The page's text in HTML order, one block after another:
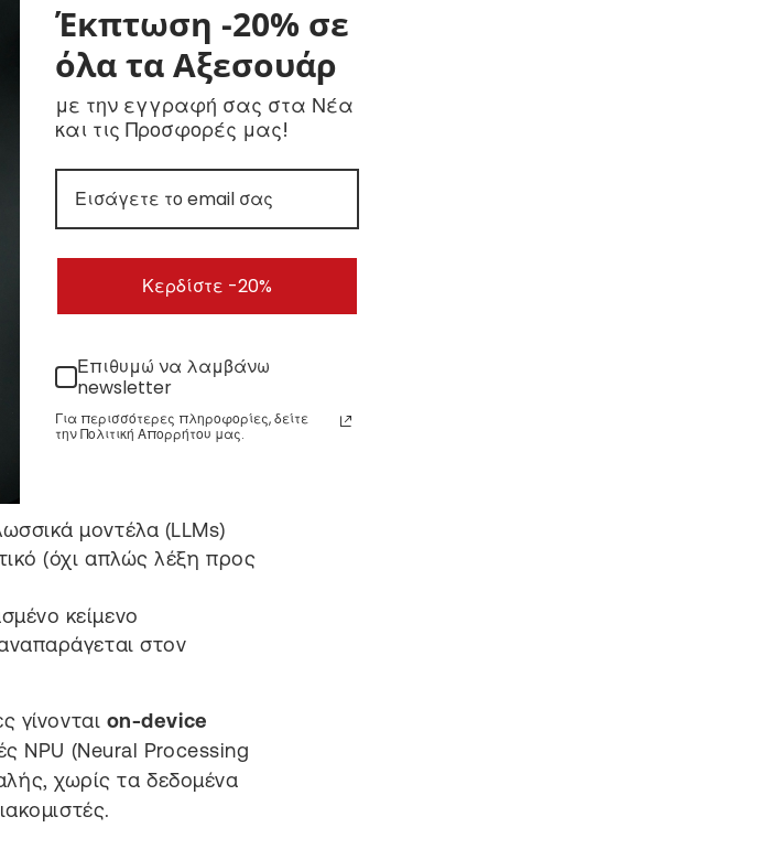
Translate):
μιλάτε Ελληνικά ή
ενώ όταν εκείνος
σας. Αυτό που κάποτε
μέσω του
και χωρίζεται σε
μοντέλα (LLMs)
(όχι απλώς λέξη προς
κείμενο
στον
γίνονται on-device
NPU (Neural Processing
χωρίς τα δεδομένα
Έκπτωση -20% σε
όλα τα Αξεσουάρ
με την εγγραφή σας στα Νέα
και τις Προσφορές μας!
Κερδίστε -20%
Επιθυμώ να λαμβάνω
newsletter
Για περισσότερες πληροφορίες, δείτε
την Πολιτική Απορρήτου μας.